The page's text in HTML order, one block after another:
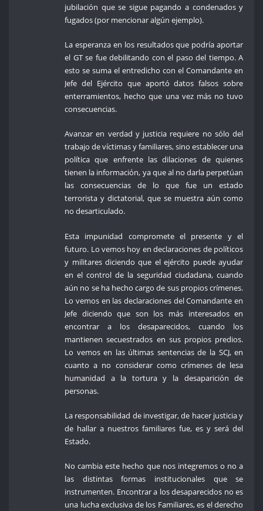
jubilación que se sigue pagando a condenados y
fugados (por mencionar algún ejemplo).
La esperanza en los resultados que podría aportar
el GT se fue debilitando con el paso del tiempo. A
esto se suma el entredicho con el Comandante en
Jefe del Ejército que aportó datos falsos sobre
enterramientos, hecho que una vez más no tuvo
consecuencias.
Avanzar en verdad y justicia requiere no sólo del
trabajo de víctimas y familiares, sino establecer una
política que enfrente las dilaciones de quienes
tienen la información, ya que al no darla perpetúan
las consecuencias de lo que fue un estado
terrorista y dictatorial, que se muestra aún como
no desarticulado.
Esta impunidad compromete el presente y el
futuro. Lo vemos hoy en declaraciones de políticos
y militares diciendo que el ejército puede ayudar
en el control de la seguridad ciudadana, cuando
aún no se ha hecho cargo de sus propios crímenes.
Lo vemos en las declaraciones del Comandante en
Jefe diciendo que son los más interesados en
encontrar a los desaparecidos, cuando los
mantienen secuestrados en sus propios predios.
Lo vemos en las últimas sentencias de la SCJ, en
cuanto a no considerar como crímenes de lesa
humanidad a la tortura y la desaparición de
personas.
La responsabilidad de investigar, de hacer justicia y
de hallar a nuestros familiares fue, es y será del
Estado.
No cambia este hecho que nos integremos o no a
las distintas formas institucionales que se
instrumenten. Encontrar a los desaparecidos no es
una lucha exclusiva de los Familiares, es el derecho